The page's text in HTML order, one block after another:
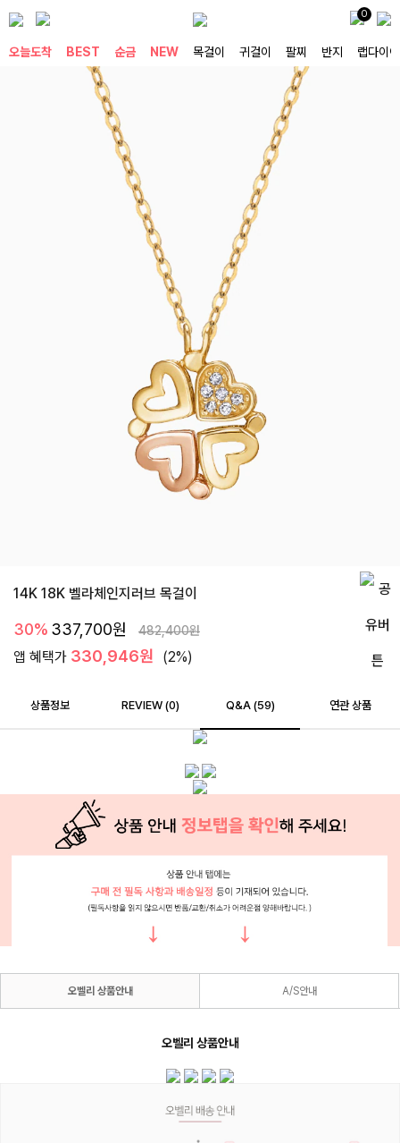
0
오늘도착 BEST 순금 NEW 목걸이 귀걸이 팔찌 반지 랩다이아
14K 18K 벨라체인지러브 목걸이
30% 337,700원 482,400원
앱 혜택가 330,946원 (2%)
상품정보 REVIEW (0) Q&A (59) 연관 상품
오벨리 상품안내 A/S안내
오벨리 상품안내